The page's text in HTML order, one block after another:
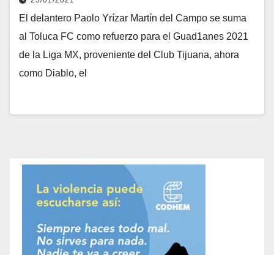
El delantero Paolo Yrízar Martín del Campo se suma
al Toluca FC como refuerzo para el Guad1anes 2021
de la Liga MX, proveniente del Club Tijuana, ahora
como Diablo, el